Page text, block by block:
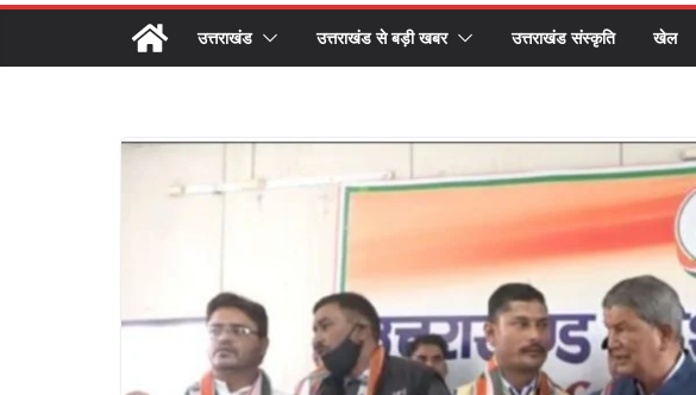
उत्तराखंड उत्तराखंड से बड़ी खबर उत्तराखंड संस्कृति खेल